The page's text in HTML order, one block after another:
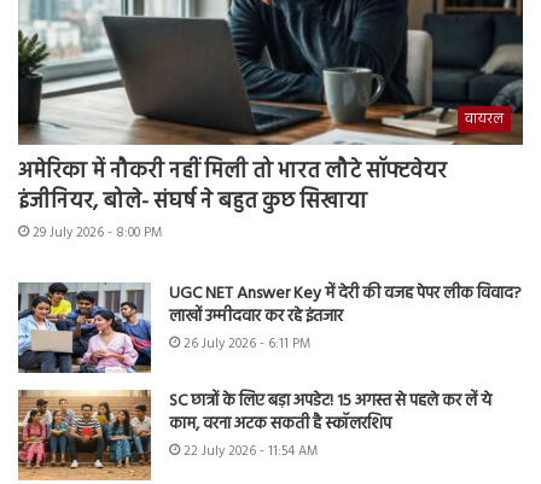
वायरल
अमेरिका में नौकरी नहीं मिली तो भारत लौटे सॉफ्टवेयर
इंजीनियर, बोले- संघर्ष ने बहुत कुछ सिखाया
29 July 2026 - 8:00 PM
UGC NET Answer Key में देरी की वजह पेपर लीक विवाद?
लाखों उम्मीदवार कर रहे इंतजार
26 July 2026 - 6:11 PM
SC छात्रों के लिए बड़ा अपडेट! 15 अगस्त से पहले कर लें ये
काम, वरना अटक सकती है स्कॉलरशिप
22 July 2026 - 11:54 AM